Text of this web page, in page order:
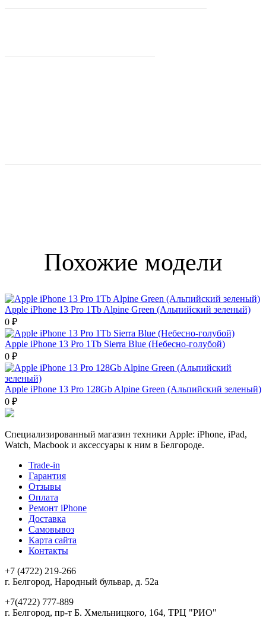
Похожие модели
Apple iPhone 13 Pro 1Tb Alpine Green (Альпийский зеленый)
0 ₽
Apple iPhone 13 Pro 1Tb Sierra Blue (Небесно-голубой)
0 ₽
Apple iPhone 13 Pro 128Gb Alpine Green (Альпийский зеленый)
0 ₽
Специализированный магазин техники Apple: iPhone, iPad,
Watch, Macbook и аксессуары к ним в Белгороде.
Trade-in
Гарантия
Отзывы
Оплата
Ремонт iPhone
Доставка
Самовывоз
Карта сайта
Контакты
+7 (4722) 219-266
г. Белгород, Народный бульвар, д. 52а
+7(4722) 777-889
г. Белгород, пр-т Б. Хмельницкого, 164, ТРЦ "РИО"